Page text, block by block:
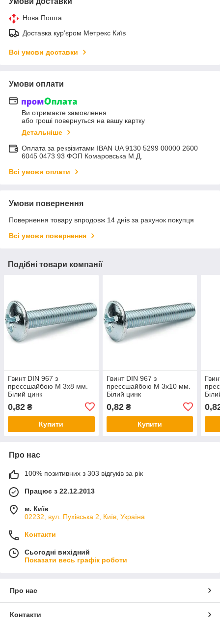
Нова Пошта
Доставка курʼєром Метрекс Київ
Всі умови доставки
Умови оплати
Ви отримаєте замовлення
або гроші повернуться на вашу картку
Детальніше
Оплата за реквізитами IBAN UA 9130 5299 00000 2600
6045 0473 93 ФОП Комаровська М.Д.
Всі умови оплати
Умови повернення
Повернення товару впродовж 14 днів за рахунок покупця
Всі умови повернення
Подібні товари компанії
Гвинт DIN 967 з
прессшайбою М 3х8 мм.
Білий цинк
0,82 ₴
Купити
Гвинт DIN 967 з
прессшайбою М 3х10 мм.
Білий цинк
0,82₴
Купити
Про нас
100% позитивних з 303 відгуків за рік
Працює з 22.12.2013
м. Київ
02232, вул. Пухівська 2, Київ, Україна
Контакти
Сьогодні вихідний
Показати весь графік роботи
Про нас
Контакти